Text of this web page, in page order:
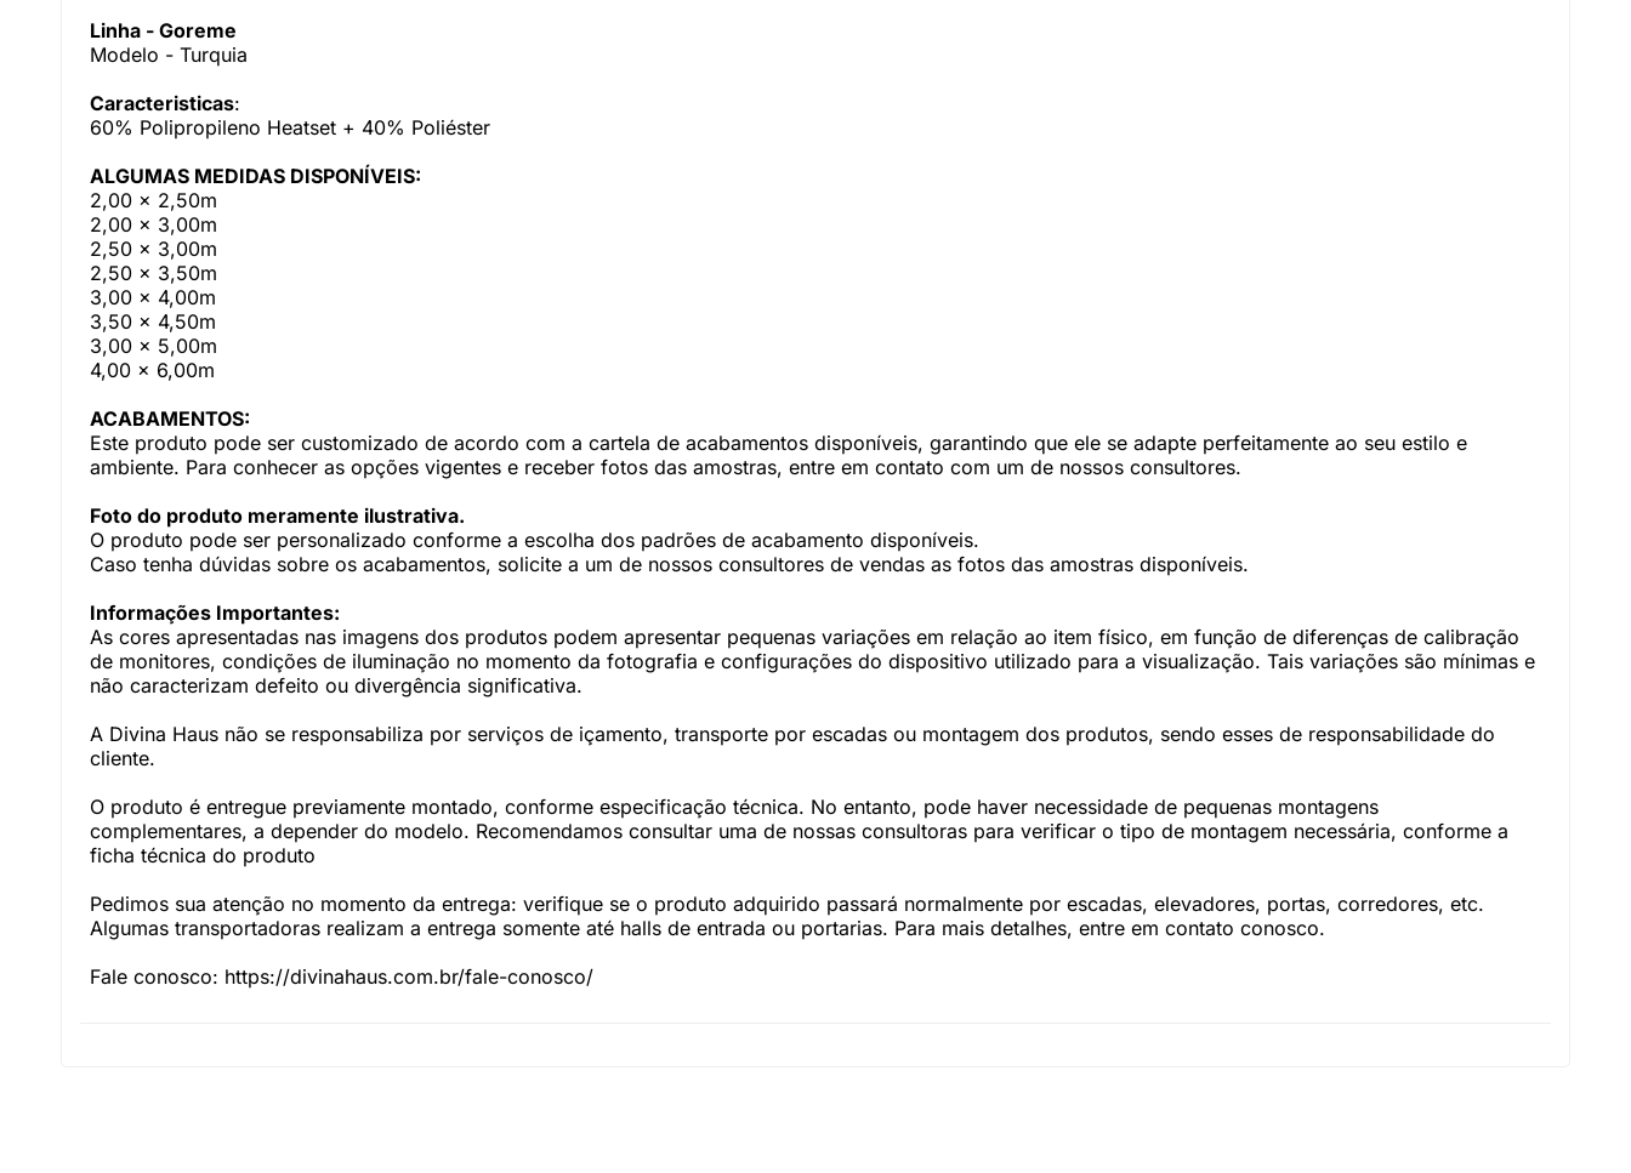
Linha - Goreme
Modelo - Turquia
Caracteristicas:
60% Polipropileno Heatset + 40% Poliéster
ALGUMAS MEDIDAS DISPONÍVEIS:
2,00 x 2,50m
2,00 x 3,00m
2,50 x 3,00m
2,50 x 3,50m
3,00 x 4,00m
3,50 x 4,50m
3,00 x 5,00m
4,00 x 6,00m
ACABAMENTOS:
Este produto pode ser customizado de acordo com a cartela de acabamentos disponíveis, garantindo que ele se adapte perfeitamente ao seu estilo e
ambiente. Para conhecer as opções vigentes e receber fotos das amostras, entre em contato com um de nossos consultores.
Foto do produto meramente ilustrativa.
O produto pode ser personalizado conforme a escolha dos padrões de acabamento disponíveis.
Caso tenha dúvidas sobre os acabamentos, solicite a um de nossos consultores de vendas as fotos das amostras disponíveis.
Informações Importantes:
As cores apresentadas nas imagens dos produtos podem apresentar pequenas variações em relação ao item físico, em função de diferenças de calibração
de monitores, condições de iluminação no momento da fotografia e configurações do dispositivo utilizado para a visualização. Tais variações são mínimas e
não caracterizam defeito ou divergência significativa.
A Divina Haus não se responsabiliza por serviços de içamento, transporte por escadas ou montagem dos produtos, sendo esses de responsabilidade do
cliente.
O produto é entregue previamente montado, conforme especificação técnica. No entanto, pode haver necessidade de pequenas montagens
complementares, a depender do modelo. Recomendamos consultar uma de nossas consultoras para verificar o tipo de montagem necessária, conforme a
ficha técnica do produto
Pedimos sua atenção no momento da entrega: verifique se o produto adquirido passará normalmente por escadas, elevadores, portas, corredores, etc.
Algumas transportadoras realizam a entrega somente até halls de entrada ou portarias. Para mais detalhes, entre em contato conosco.
Fale conosco: https://divinahaus.com.br/fale-conosco/